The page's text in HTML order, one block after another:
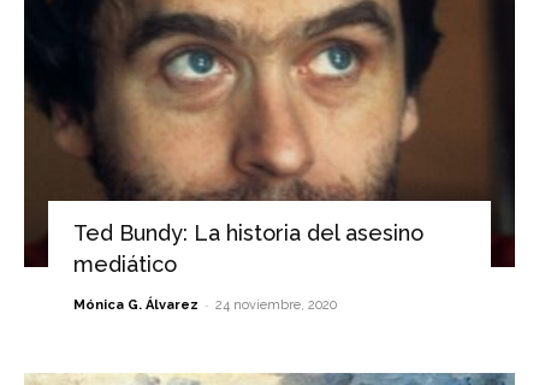
Ted Bundy: La historia del asesino
mediático
Mónica G. Álvarez - 24 noviembre, 2020